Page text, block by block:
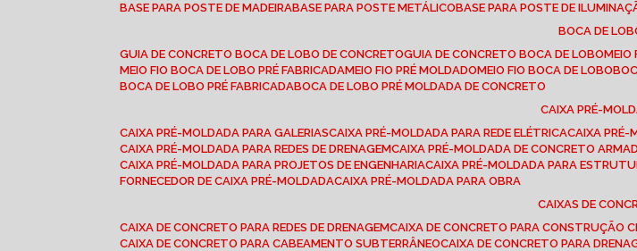
BASE PARA POSTE DE MADEIRA BASE PARA POSTE METÁLICO BASE PARA POSTE DE
BOCA DE
GUIA DE CONCRETO BOCA DE LOBO DE CONCRETO
GUIA DE CONCRETO BOCA DE LOBO
MEIO FIO BOCA DE LOBO PRÉ FABRICADA
MEIO FIO PRÉ MOLDADO MEIO FIO BOCA DE LOBO
BOCA DE LOBO PRÉ FABRICADA BOCA DE LOBO PRÉ MOLDADA DE CONCRETO
CAIXA PRÉ-
CAIXA PRÉ-MOLDADA PARA GALERIAS CAIXA PRÉ-MOLDADA PARA REDE ELÉTRICA CAIXA
CAIXA PRÉ-MOLDADA PARA REDES DE DRENAGEM CAIXA PRÉ-MOLDADA DE CONCRETO
CAIXA PRÉ-MOLDADA PARA PROJETOS DE ENGENHARIA CAIXA PRÉ-MOLDADA PARA
FORNECEDOR DE CAIXA PRÉ-MOLDADA CAIXA PRÉ-MOLDADA PARA OBRA
CAIXAS DE
CAIXA DE CONCRETO PARA REDES DE DRENAGEM CAIXA DE CONCRETO PARA CONSTRUÇÃO
CAIXA DE CONCRETO PARA CABEAMENTO SUBTERRÂNEO CAIXA DE CONCRETO PARA